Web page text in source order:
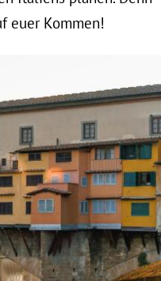
euer Kommen!